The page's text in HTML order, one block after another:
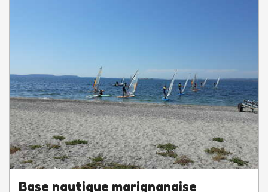
Base nautique marignanaise